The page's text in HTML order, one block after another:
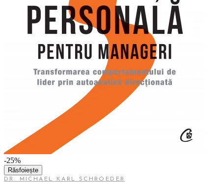
-25%
Răsfoiește
DR. MICHAEL KARL SCHROEDER